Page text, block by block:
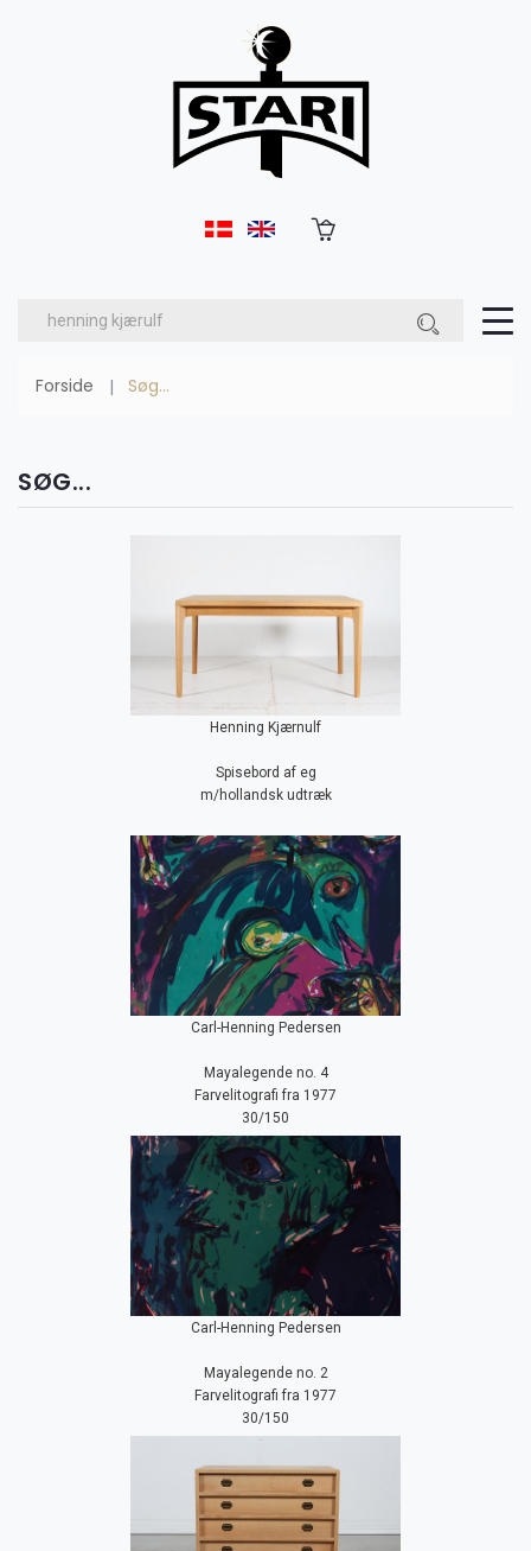
Forside Søg...
SØG...
Henning Kjærnulf
Spisebord af eg
m/hollandsk udtræk
Carl-Henning Pedersen
Mayalegende no. 4
Farvelitografi fra 1977
30/150
Carl-Henning Pedersen
Mayalegende no. 2
Farvelitografi fra 1977
30/150